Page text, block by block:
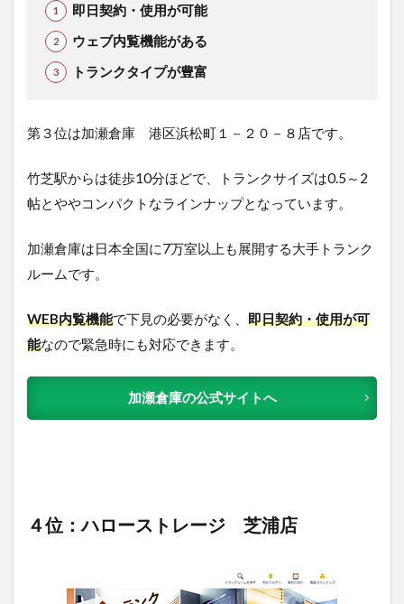
即日契約・使用が可能
ウェブ内覧機能がある
トランクタイプが豊富
第３位は加瀬倉庫 港区浜松町１－２０－８店です。
竹芝駅からは徒歩10分ほどで、トランクサイズは0.5～2
帖とややコンパクトなラインナップとなっています。
加瀬倉庫は日本全国に7万室以上も展開する大手トランク
ルームです。
WEB内覧機能で下見の必要がなく、 即日契約・使用が可
能なので緊急時にも対応できます。
加瀬倉庫の公式サイトへ
４位：ハローストレージ 芝浦店